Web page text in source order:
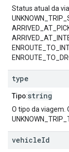
Status atual da
type
Tipo:string
O tipo da viagem.
vehicleId